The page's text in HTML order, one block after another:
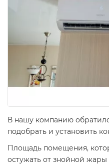
В нашу компанию
подобрать и установить
Площадь помещения,
остужать от знойной жары